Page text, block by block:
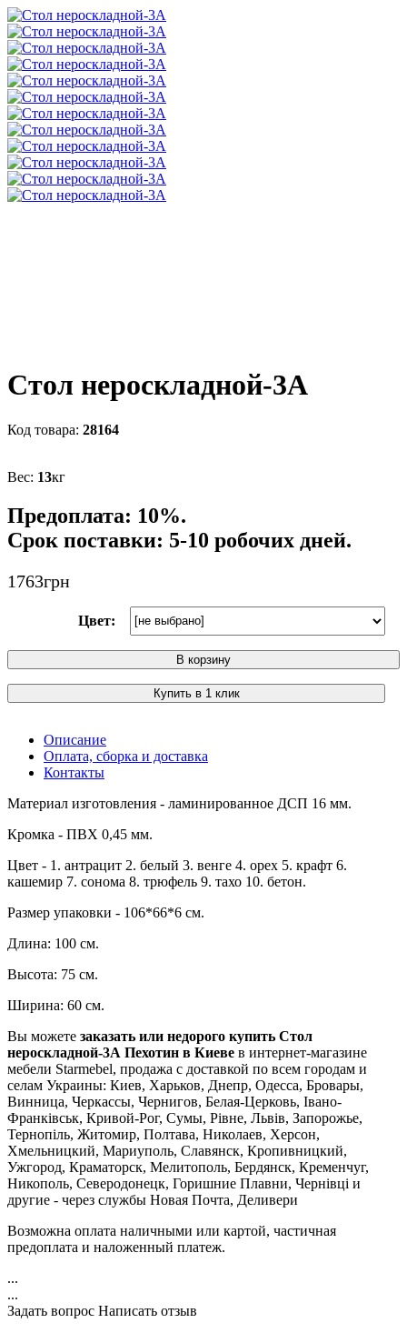
Стол нероскладной-3А
28164
13кг
Предоплата: 10%.
Срок поставки: 5-10 робочих дней.
1763грн
Цвет:
В корзину
Купить в 1 клик
Описание
Оплата, сборка и доставка
Контакты
Материал изготовления - ламинированное ДСП 16 мм.
Кромка - ПВХ 0,45 мм.
Цвет - 1. антрацит 2. белый 3. венге 4. орех 5. крафт 6.
кашемир 7. сонома 8. трюфель 9. тахо 10. бетон.
Размер упаковки - 106*66*6 см.
Длина: 100 см.
Высота: 75 см.
Ширина: 60 см.
Вы можете заказать или недорого купить Стол
нероскладной-3А Пехотин в Киеве в интернет-магазине
мебели Starmebel, продажа с доставкой по всем городам и
селам Украины: Киев, Харьков, Днепр, Одесса, Бровары,
Винница, Черкассы, Чернигов, Белая-Церковь, Івано-
Франківськ, Кривой-Рог, Сумы, Рівне, Львів, Запорожье,
Тернопіль, Житомир, Полтава, Николаев, Херсон,
Хмельницкий, Мариуполь, Славянск, Кропивницкий,
Ужгород, Краматорск, Мелитополь, Бердянск, Кременчуг,
Никополь, Северодонецк, Горишние Плавни, Чернівці и
другие - через службы Новая Почта, Деливери
Возможна оплата наличными или картой, частичная
предоплата и наложенный платеж.
...
...
Задать вопрос Написать отзыв